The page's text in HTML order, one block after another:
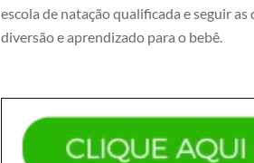
escola de natação qualificada e seguir
diversão e aprendizado para o bebê.